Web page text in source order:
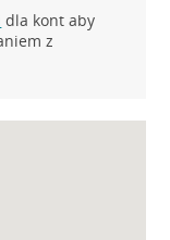
dla kont aby
z